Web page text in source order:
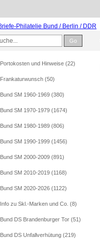
Go
Portokosten und Hinweise (22)
Frankaturwunsch (50)
Bund SM 1960-1969 (380)
Bund SM 1970-1979 (1674)
Bund SM 1980-1989 (806)
Bund SM 1990-1999 (1456)
Bund SM 2000-2009 (891)
Bund SM 2010-2019 (1168)
Bund SM 2020-2026 (1122)
Info zu Skl.-Marken und Co. (8)
Bund DS Brandenburger Tor (51)
Bund DS Unfallverhütung (219)